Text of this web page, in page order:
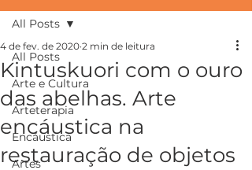
All Posts
Arte e Cultura
Arteterapia
Encáustica
Artes
All Posts
Kintuskuori com o ouro
das abelhas. Arte
encáustica na
restauração de objetos
4 de fev. de 2020 2 min de leitura